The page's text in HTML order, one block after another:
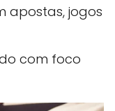
apostas, jogos
com foco